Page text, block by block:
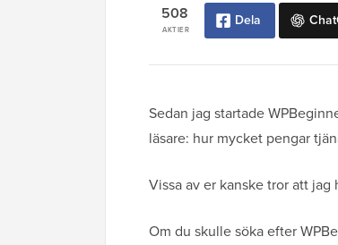
AKTIER
508 Dela
Sedan jag startade
läsare: hur mycket pengar
Vissa av er kanske tror att
Om du skulle söka efter